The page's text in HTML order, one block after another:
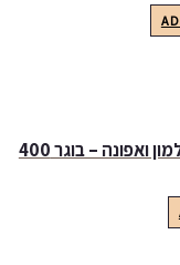
פרימה קט ללא דגנים מתכון סלמון ואפונה – בוגר 400